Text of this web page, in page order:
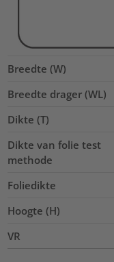
Breedte (W)
Breedte drager (WL)
Dikte (T)
Dikte van folie test
methode
Foliedikte
Hoogte (H)
VR